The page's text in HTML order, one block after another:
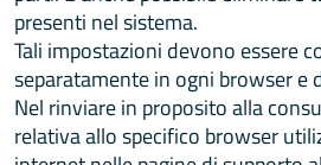
presenti nel sistema.
Tali impostazioni devono essere
separatamente in ogni browser e
Nel rinviare in proposito alla
relativa allo specifico browser